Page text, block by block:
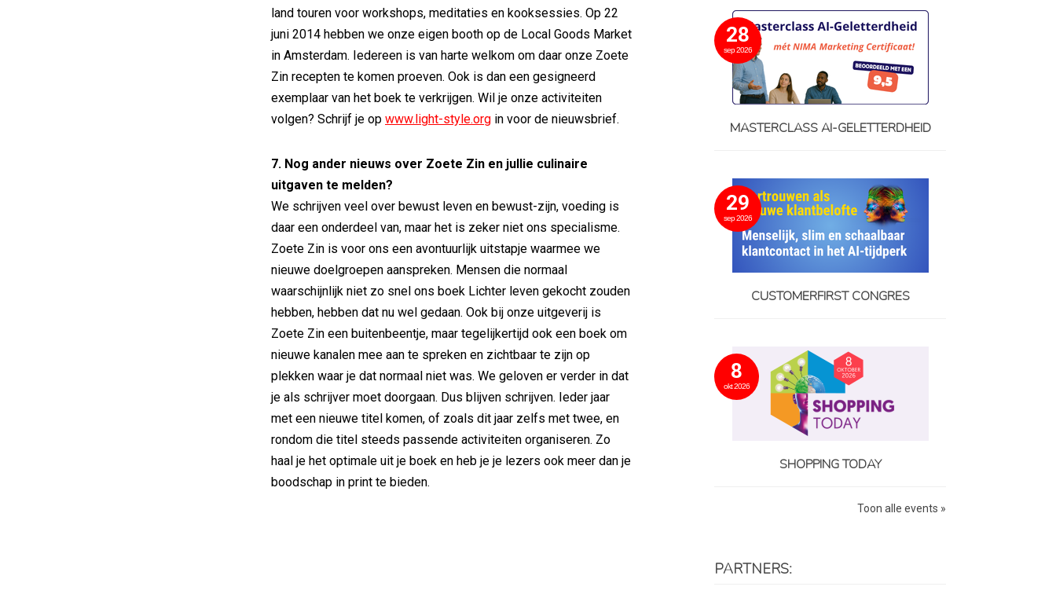
land touren voor workshops, meditaties en kooksessies. Op 22
juni 2014 hebben we onze eigen booth op de Local Goods Market
in Amsterdam. Iedereen is van harte welkom om daar onze Zoete
Zin recepten te komen proeven. Ook is dan een gesigneerd
exemplaar van het boek te verkrijgen. Wil je onze activiteiten
volgen? Schrijf je op www.light-style.org in voor de nieuwsbrief.
7. Nog ander nieuws over Zoete Zin en jullie culinaire
uitgaven te melden?
We schrijven veel over bewust leven en bewust-zijn, voeding is
daar een onderdeel van, maar het is zeker niet ons specialisme.
Zoete Zin is voor ons een avontuurlijk uitstapje waarmee we
nieuwe doelgroepen aanspreken. Mensen die normaal
waarschijnlijk niet zo snel ons boek Lichter leven gekocht zouden
hebben, hebben dat nu wel gedaan. Ook bij onze uitgeverij is
Zoete Zin een buitenbeentje, maar tegelijkertijd ook een boek om
nieuwe kanalen mee aan te spreken en zichtbaar te zijn op
plekken waar je dat normaal niet was. We geloven er verder in dat
je als schrijver moet doorgaan. Dus blijven schrijven. Ieder jaar
met een nieuwe titel komen, of zoals dit jaar zelfs met twee, en
rondom die titel steeds passende activiteiten organiseren. Zo
haal je het optimale uit je boek en heb je je lezers ook meer dan je
boodschap in print te bieden.
28
sep 2026
MASTERCLASS AI-GELETTERDHEID
29
sep 2026
CUSTOMERFIRST CONGRES
8
okt 2026
SHOPPING TODAY
Toon alle events »
PARTNERS: